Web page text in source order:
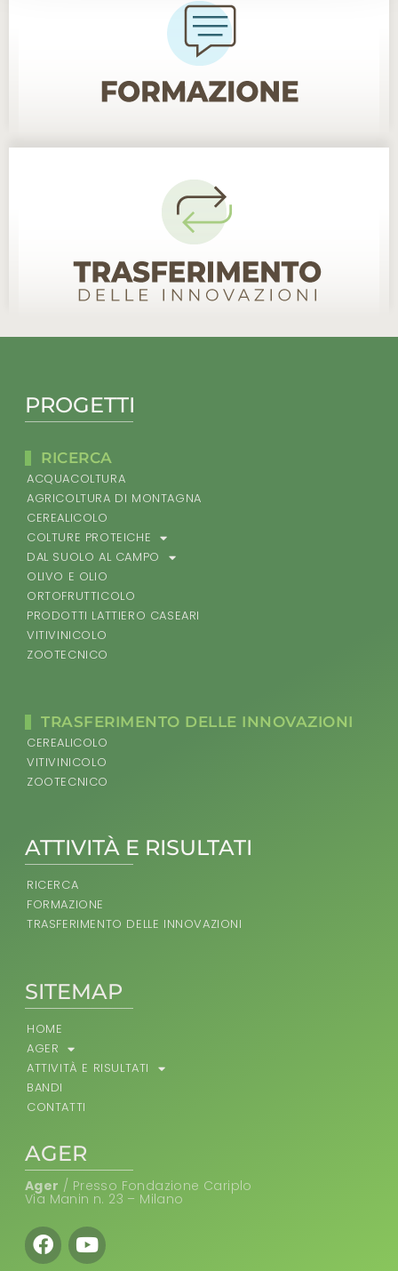
AGER
Ager / Presso Fondazione Cariplo
Via Manin n. 23 – Milano
Facebook
Youtube
ATTIVITÀ E RISULTATI
RICERCA
FORMAZIONE
TRASFERIMENTO DELLE INNOVAZIONI
SITEMAP
HOME
AGER
ATTIVITÀ E RISULTATI
BANDI
CONTATTI
PROGETTI
RICERCA
ACQUACOLTURA
AGRICOLTURA DI MONTAGNA
CEREALICOLO
COLTURE PROTEICHE
DAL SUOLO AL CAMPO
OLIVO E OLIO
ORTOFRUTTICOLO
PRODOTTI LATTIERO CASEARI
VITIVINICOLO
ZOOTECNICO
TRASFERIMENTO DELLE INNOVAZIONI
CEREALICOLO
VITIVINICOLO
ZOOTECNICO